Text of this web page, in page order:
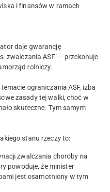
i finansów w ramach
daje gwarancję
zwalczania ASF" – przekonuje
rolniczy.
ograniczania ASF, izba
zasady tej walki, choć w
skuteczne. Tym samym
stanu rzeczy to:
zwalczania choroby na
powoduje, że minister
jest osamotniony w tym